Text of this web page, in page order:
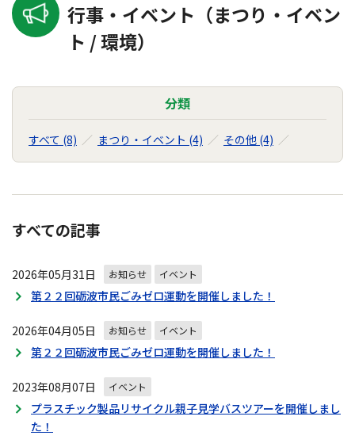
行事・イベント（まつり・イベン
ト / 環境）
分類
すべて (8) まつり・イベント (4) その他 (4)
すべての記事
2026年05月31日 お知らせ イベント
第２２回砺波市民ごみゼロ運動を開催しました！
2026年04月05日 お知らせ イベント
第２２回砺波市民ごみゼロ運動を開催しました！
2023年08月07日 イベント
プラスチック製品リサイクル親子見学バスツアーを開催しまし
た！